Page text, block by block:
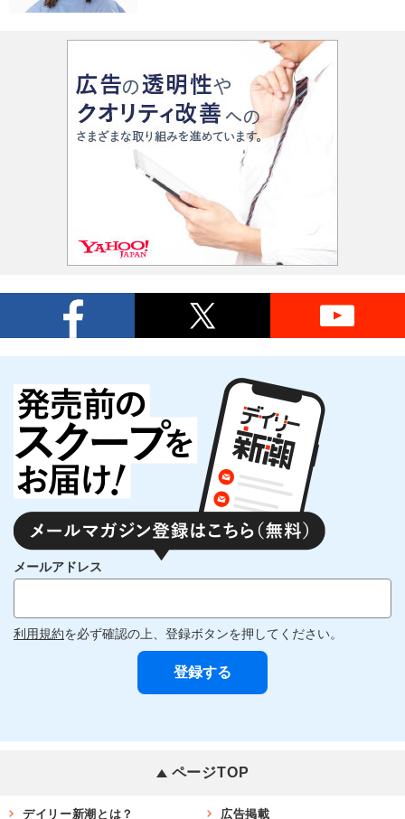
メールアドレス
利用規約を必ず確認の上、登録ボタンを押してください。
ページTOP
デイリー新潮とは？ 広告掲載